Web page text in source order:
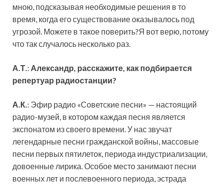
мною, подсказывая необходимые решения в то
время, когда его существование оказывалось под
угрозой. Можете в такое поверить?Я вот верю, потому
что так случалось несколько раз.
А.Т. : Александр, расскажите, как подбирается
репертуар радиостанции?
А.К. : Эфир радио «Советские песни» — настоящий
радио-музей, в котором каждая песня является
экспонатом из своего времени. У нас звучат
легендарные песни гражданской войны, массовые
песни первых пятилеток, периода индустриализации,
довоенные лирика. Особое место занимают песни
военных лет и послевоенного периода, эстрада